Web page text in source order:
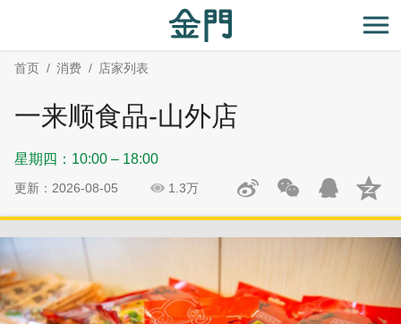
主
开
首页 消费 店家列表
一来顺食品-山外店
星期四：10:00 – 18:00
更新：2026-08-05 1.3万
社